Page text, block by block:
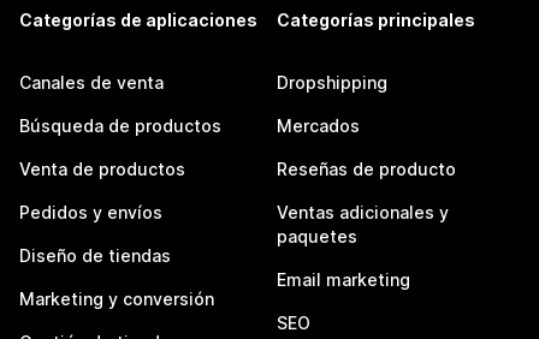
Categorías de aplicaciones
Canales de venta
Búsqueda de productos
Venta de productos
Pedidos y envíos
Diseño de tiendas
Marketing y conversión
Categorías principales
Dropshipping
Mercados
Reseñas de producto
Ventas adicionales y
paquetes
Email marketing
SEO